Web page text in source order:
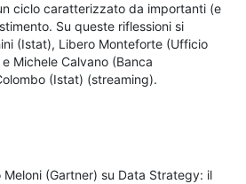
ciclo caratterizzato da importanti (e
Su queste riflessioni si
(Istat), Libero Monteforte (Ufficio
Michele Calvano (Banca
(Istat) (streaming).
(Gartner) su Data Strategy: il